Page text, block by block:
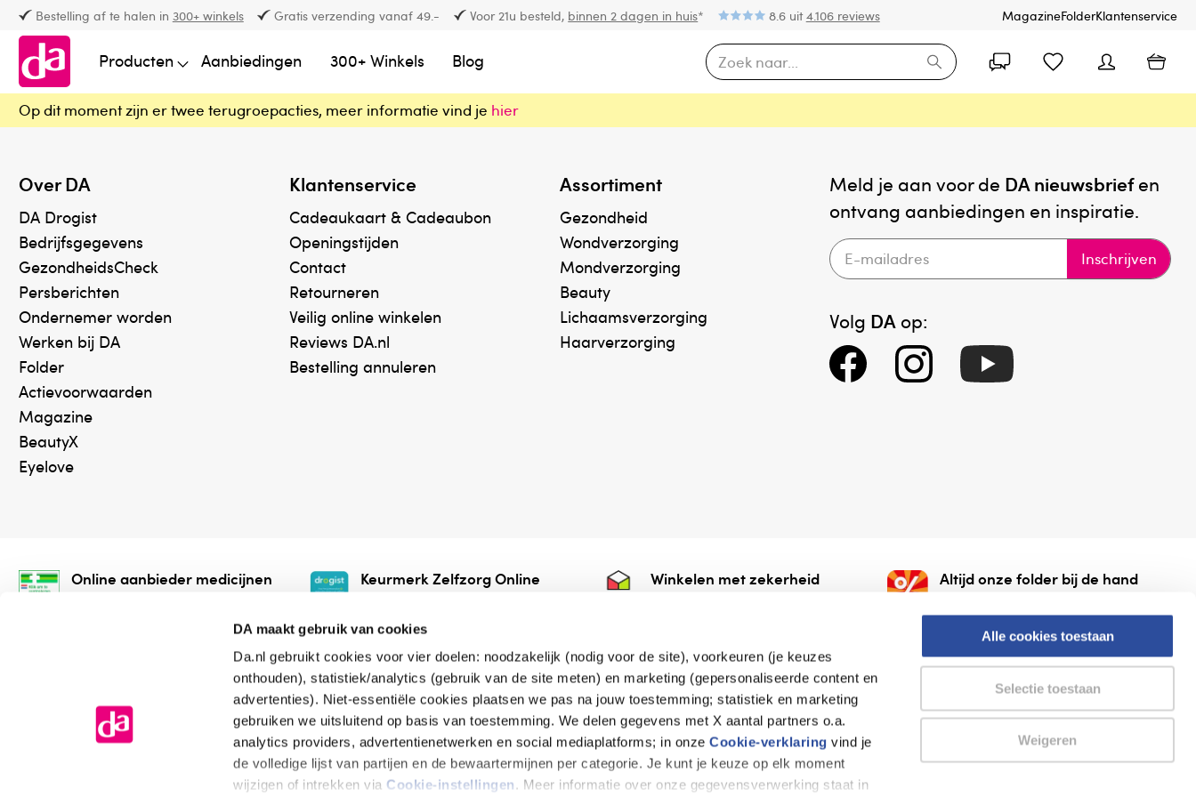
DA maakt gebruik van cookies
Da.nl gebruikt cookies voor vier doelen: noodzakelijk (nodig voor de site), voorkeuren (je keuzes
onthouden), statistiek/analytics (gebruik van de site meten) en marketing (gepersonaliseerde content en
advertenties). Niet-essentiële cookies plaatsen we pas na jouw toestemming; statistiek en marketing
gebruiken we uitsluitend op basis van toestemming. We delen gegevens met X aantal partners o.a.
analytics providers, advertentienetwerken en social mediaplatforms; in onzeCookie-verklaring vind je
de volledige lijst van partijen en de bewaartermijnen per categorie. Je kunt je keuze op elk moment
wijzigen of intrekken via Cookie-instellingen. Meer informatie over onze gegevensverwerking staat in
Alle cookies toestaan
Selectie toestaan
Weigeren
Bestelling af te halen in 300+ winkels Gratis verzending vanaf 49.- Voor 21u besteld, binnen 2 dagen in huis* 8.6 uit4.106 reviews MagazineFolderKlantenservice
Producten Aanbiedingen 300+ Winkels Blog
Op dit moment zijn er twee terugroepacties, meer informatie vind je hier
Over DA
DA Drogist
Bedrijfsgegevens
GezondheidsCheck
Persberichten
Ondernemer worden
Werken bij DA
Folder
Actievoorwaarden
Magazine
BeautyX
Eyelove
Klantenservice
Cadeaukaart & Cadeaubon
Openingstijden
Contact
Retourneren
Veilig online winkelen
Reviews DA.nl
Bestelling annuleren
Assortiment
Gezondheid
Wondverzorging
Mondverzorging
Beauty
Lichaamsverzorging
Haarverzorging
Meld je aan voor de DA nieuwsbriefen
ontvang aanbiedingen en inspiratie.
Inschrijven
Volg DA op:
Online aanbieder medicijnen
onze webshop mag verkopen.
Keurmerk Zelfzorg Online
online.
Winkelen met zekerheid Altijd onze folder bij de hand
AlleFolders.
de vriendelijke specialist
Algemene voorwaarden Cookieverklaring Disclaimer Privacy verklaring Thuiswinkel waarborg